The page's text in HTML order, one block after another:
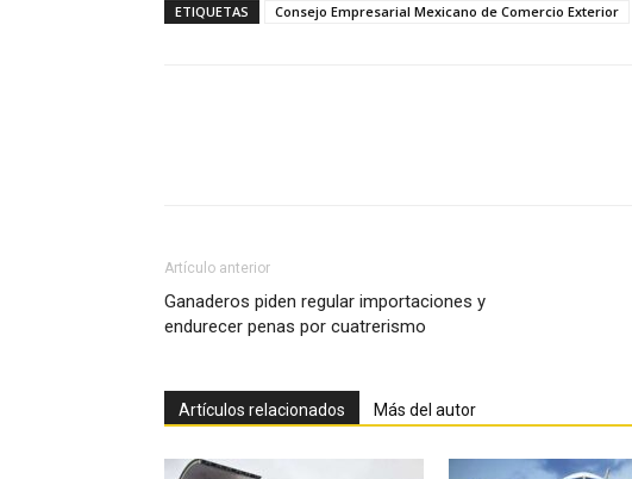
ETIQUETAS
Consejo Empresarial Mexicano de Comercio Exterior
Artículo anterior
Ganaderos piden regular importaciones y
endurecer penas por cuatrerismo
Artículos relacionados Más del autor